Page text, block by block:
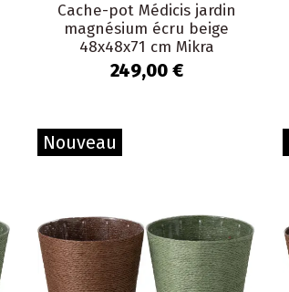
Cache-pot Médicis jardin
magnésium écru beige
48x48x71 cm Mikra
249,00 €
Nouveau